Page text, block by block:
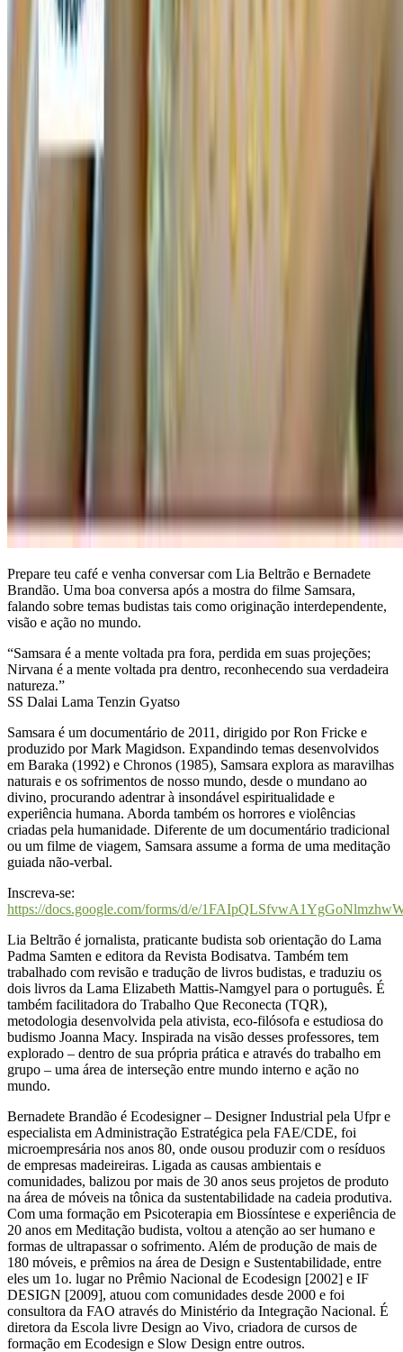
Prepare teu café e venha conversar com Lia Beltrão e Bernadete
Brandão. Uma boa conversa após a mostra do filme Samsara,
falando sobre temas budistas tais como originação interdependente,
visão e ação no mundo.
“Samsara é a mente voltada pra fora, perdida em suas projeções;
Nirvana é a mente voltada pra dentro, reconhecendo sua verdadeira
natureza.”
SS Dalai Lama Tenzin Gyatso
Samsara é um documentário de 2011, dirigido por Ron Fricke e
produzido por Mark Magidson. Expandindo temas desenvolvidos
em Baraka (1992) e Chronos (1985), Samsara explora as maravilhas
naturais e os sofrimentos de nosso mundo, desde o mundano ao
divino, procurando adentrar à insondável espiritualidade e
experiência humana. Aborda também os horrores e violências
criadas pela humanidade. Diferente de um documentário tradicional
ou um filme de viagem, Samsara assume a forma de uma meditação
guiada não-verbal.
Inscreva-se:
https://docs.google.com/forms/d/e/
Lia Beltrão é jornalista, praticante budista sob orientação do Lama
Padma Samten e editora da Revista Bodisatva. Também tem
trabalhado com revisão e tradução de livros budistas, e traduziu os
dois livros da Lama Elizabeth Mattis-Namgyel para o português. É
também facilitadora do Trabalho Que Reconecta (TQR),
metodologia desenvolvida pela ativista, eco-filósofa e estudiosa do
budismo Joanna Macy. Inspirada na visão desses professores, tem
explorado – dentro de sua própria prática e através do trabalho em
grupo – uma área de interseção entre mundo interno e ação no
mundo.
Bernadete Brandão é Ecodesigner – Designer Industrial pela Ufpr e
especialista em Administração Estratégica pela FAE/CDE, foi
microempresária nos anos 80, onde ousou produzir com o resíduos
de empresas madeireiras. Ligada as causas ambientais e
comunidades, balizou por mais de 30 anos seus projetos de produto
na área de móveis na tônica da sustentabilidade na cadeia produtiva.
Com uma formação em Psicoterapia em Biossíntese e experiência de
20 anos em Meditação budista, voltou a atenção ao ser humano e
formas de ultrapassar o sofrimento. Além de produção de mais de
180 móveis, e prêmios na área de Design e Sustentabilidade, entre
eles um 1o. lugar no Prêmio Nacional de Ecodesign [2002] e IF
DESIGN [2009], atuou com comunidades desde 2000 e foi
consultora da FAO através do Ministério da Integração Nacional. É
diretora da Escola livre Design ao Vivo, criadora de cursos de
formação em Ecodesign e Slow Design entre outros.